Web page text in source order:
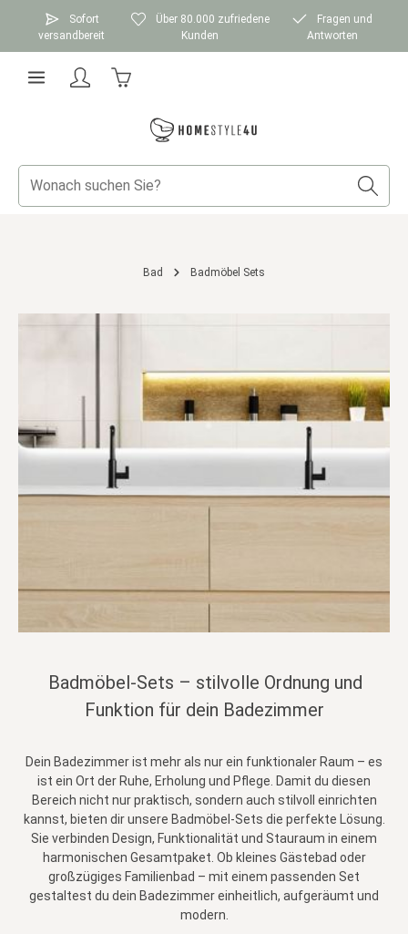
Zum Hauptinhalt springen
Sofort
versandbereit
Über 80.000 zufriedene
Kunden
Fragen und
Antworten
Bad Badmöbel Sets
Badmöbel-Sets – stilvolle Ordnung und
Funktion für dein Badezimmer
Dein Badezimmer ist mehr als nur ein funktionaler Raum – es
ist ein Ort der Ruhe, Erholung und Pflege. Damit du diesen
Bereich nicht nur praktisch, sondern auch stilvoll einrichten
kannst, bieten dir unsere Badmöbel-Sets die perfekte Lösung.
Sie verbinden Design, Funktionalität und Stauraum in einem
harmonischen Gesamtpaket. Ob kleines Gästebad oder
großzügiges Familienbad – mit einem passenden Set
gestaltest du dein Badezimmer einheitlich, aufgeräumt und
modern.